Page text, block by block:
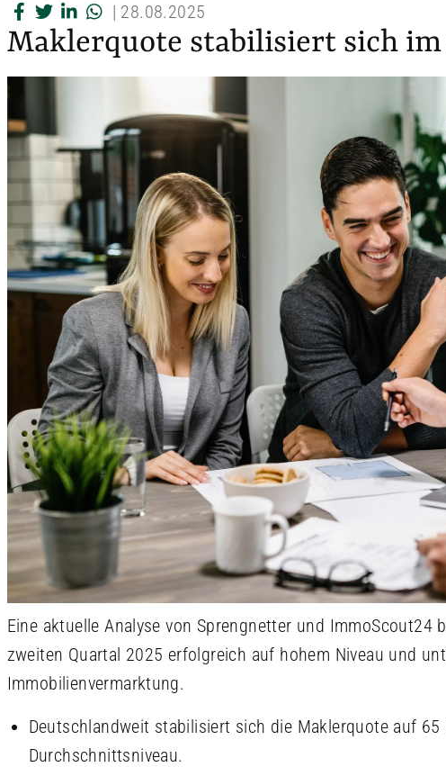
| 28.08.2025
Maklerquote stabilisiert sich im
Eine aktuelle Analyse von Sprengnetter und
zweiten Quartal 2025 erfolgreich auf hohem Niveau und
Immobilienvermarktung.
Deutschlandweit stabilisiert sich die Maklerquote auf
Durchschnittsniveau.